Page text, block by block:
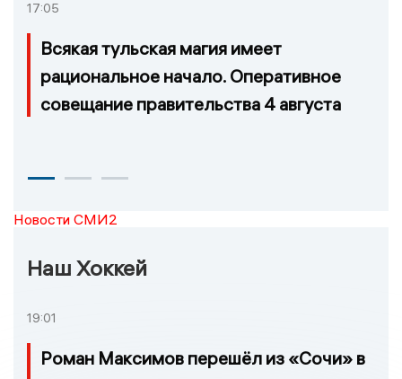
17:05
Всякая тульская магия имеет
рациональное начало. Оперативное
совещание правительства 4 августа
Новости СМИ2
Наш Хоккей
19:01
Роман Максимов перешёл из «Сочи» в